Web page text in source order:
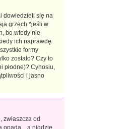
dowiedzieli się na
grzech *jeśli w
bo wtedy nie
ich naprawdę
formy
zostało? Czy to
płodne)? Cynosiu,
i jasno
od